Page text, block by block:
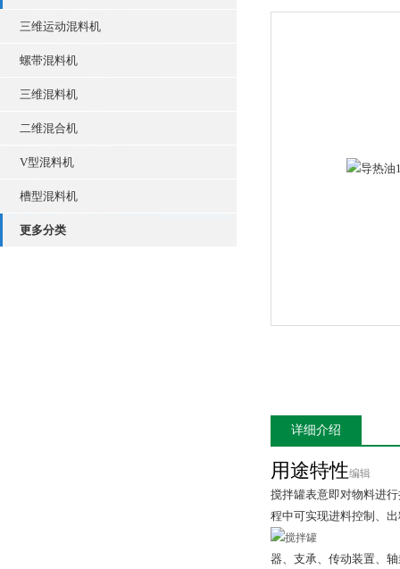
三维运动混料机
螺带混料机
三维混料机
二维混合机
V型混料机
槽型混料机
更多分类
详细介绍
用途特性编辑
搅拌罐表意即对物料进
程中可实现进料控制、
搅拌罐
器、支承、传动装置、